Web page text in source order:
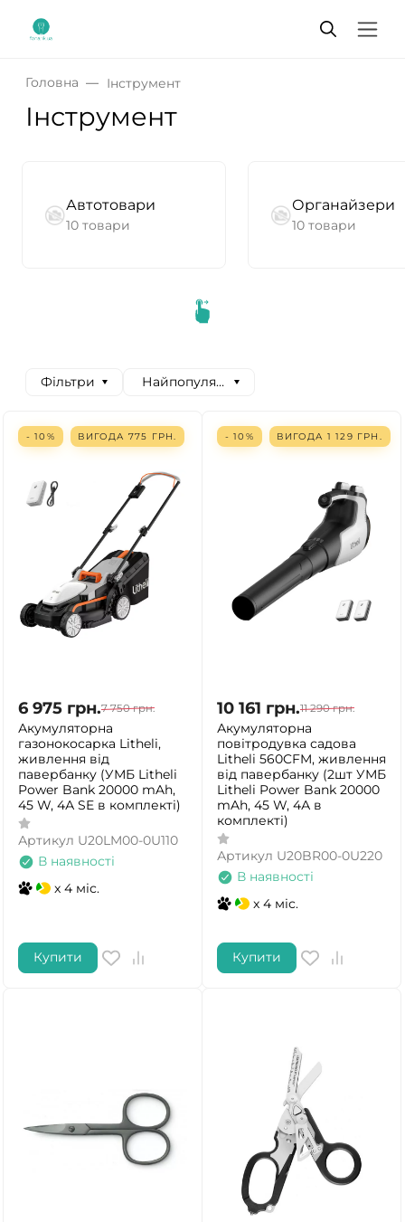
Головна Інструмент
Інструмент
Автотовари
10 товари
Органайзери
10 товари
Фільтри Найпопулярніші спочатку
- 10% ВИГОДА 775 ГРН.
6 975 грн.7 750 грн.
Акумуляторна
газонокосарка Litheli,
живлення від
павербанку (УМБ Litheli
Power Bank 20000 mAh,
45 W, 4А SE в комплекті)
Артикул U20LM00-0U110
В наявності
x 4 міс.
Купити
- 10% ВИГОДА 1 129 ГРН.
10 161 грн.11 290 грн.
Акумуляторна
повітродувка садова
Litheli 560CFM, живлення
від павербанку (2шт УМБ
Litheli Power Bank 20000
mAh, 45 W, 4А в
комплекті)
Артикул U20BR00-0U220
В наявності
x 4 міс.
Купити